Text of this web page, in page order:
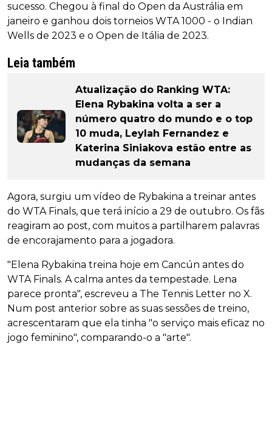
sucesso. Chegou à final do Open da Austrália em
janeiro e ganhou dois torneios WTA 1000 - o Indian
Wells de 2023 e o Open de Itália de 2023.
Leia também
Atualização do Ranking WTA:
Elena Rybakina volta a ser a
número quatro do mundo e o top
10 muda, Leylah Fernandez e
Katerina Siniakova estão entre as
mudanças da semana
Agora, surgiu um vídeo de Rybakina a treinar antes
do WTA Finals, que terá início a 29 de outubro. Os fãs
reagiram ao post, com muitos a partilharem palavras
de encorajamento para a jogadora.
"Elena Rybakina treina hoje em Cancún antes do
WTA Finals. A calma antes da tempestade. Lena
parece pronta", escreveu a The Tennis Letter no X.
Num post anterior sobre as suas sessões de treino,
acrescentaram que ela tinha "o serviço mais eficaz no
jogo feminino", comparando-o a "arte".